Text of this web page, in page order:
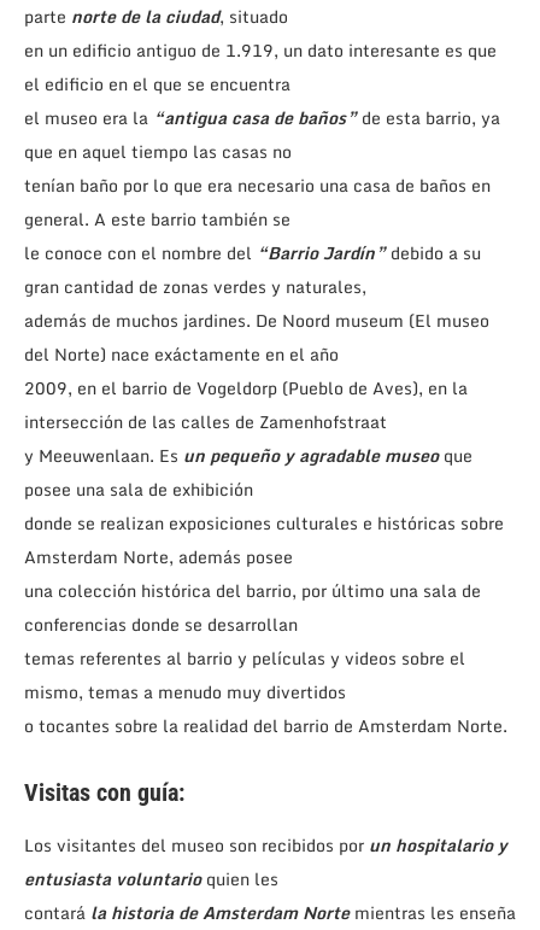
parte norte de la ciudad, situado
en un edificio antiguo de 1.919, un dato interesante es que
el edificio en el que se encuentra
el museo era la “antigua casa de baños”de esta barrio, ya
que en aquel tiempo las casas no
tenían baño por lo que era necesario una casa de baños en
general. A este barrio también se
le conoce con el nombre del “Barrio Jardín”debido a su
gran cantidad de zonas verdes y naturales,
además de muchos jardines. De Noord museum (El museo
del Norte) nace exáctamente en el año
2009, en el barrio de Vogeldorp (Pueblo de Aves), en la
intersección de las calles de Zamenhofstraat
y Meeuwenlaan. Es un pequeño y agradable museoque
posee una sala de exhibición
donde se realizan exposiciones culturales e históricas sobre
Amsterdam Norte, además posee
una colección histórica del barrio, por último una sala de
conferencias donde se desarrollan
temas referentes al barrio y películas y videos sobre el
mismo, temas a menudo muy divertidos
o tocantes sobre la realidad del barrio de Amsterdam Norte.
Visitas con guía:
Los visitantes del museo son recibidos por un hospitalario y
entusiasta voluntarioquien les
contará la historia de Amsterdam Nortemientras les enseña